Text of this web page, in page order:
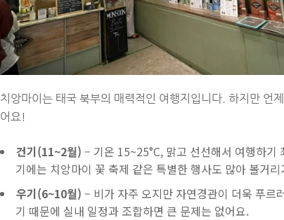
치앙마이는 태국 북부의 매력적인 여행지입니다. 하지만 언
어요!
건기(11~2월) – 기온 15~25°C, 맑고 선선해서 여행하기
기에는 치앙마이 꽃 축제 같은 특별한 행사도 많아 볼거
우기(6~10월) – 비가 자주 오지만 자연경관이 더욱 푸르
기 때문에 실내 일정과 조합하면 큰 문제는 없어요.